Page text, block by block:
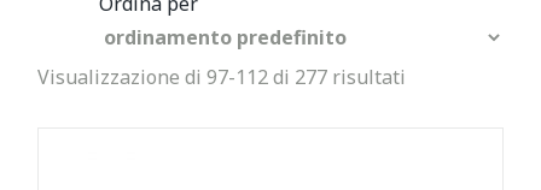
Visualizzazione di 97-112 di 277 risultati